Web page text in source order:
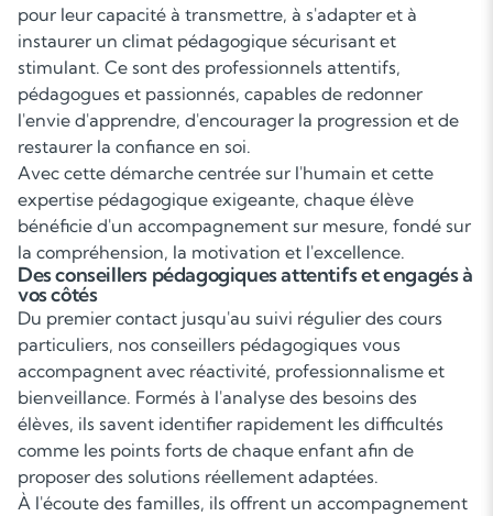
pour leur capacité à transmettre, à s'adapter et à
instaurer un climat pédagogique sécurisant et
stimulant. Ce sont des professionnels attentifs,
pédagogues et passionnés, capables de redonner
l'envie d'apprendre, d'encourager la progression et de
restaurer la confiance en soi.
Avec cette démarche centrée sur l'humain et cette
expertise pédagogique exigeante, chaque élève
bénéficie d'un accompagnement sur mesure, fondé sur
la compréhension, la motivation et l'excellence.
Des conseillers pédagogiques attentifs et engagés à
vos côtés
Du premier contact jusqu'au suivi régulier des cours
particuliers, nos conseillers pédagogiques vous
accompagnent avec réactivité, professionnalisme et
bienveillance. Formés à l'analyse des besoins des
élèves, ils savent identifier rapidement les difficultés
comme les points forts de chaque enfant afin de
proposer des solutions réellement adaptées.
À l'écoute des familles, ils offrent un accompagnement